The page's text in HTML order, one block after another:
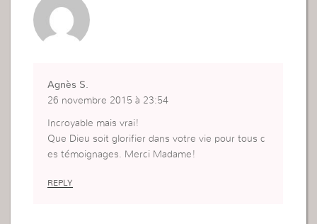
Agnès S.
26 novembre 2015 à 23:54
Incroyable mais vrai!
Que Dieu soit glorifier dans votre vie pour tous c
es témoignages. Merci Madame!
REPLY